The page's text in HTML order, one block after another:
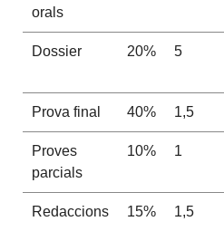
orals
Dossier 20% 5
Prova final 40% 1,5
Proves
parcials
10% 1
Redaccions 15% 1,5